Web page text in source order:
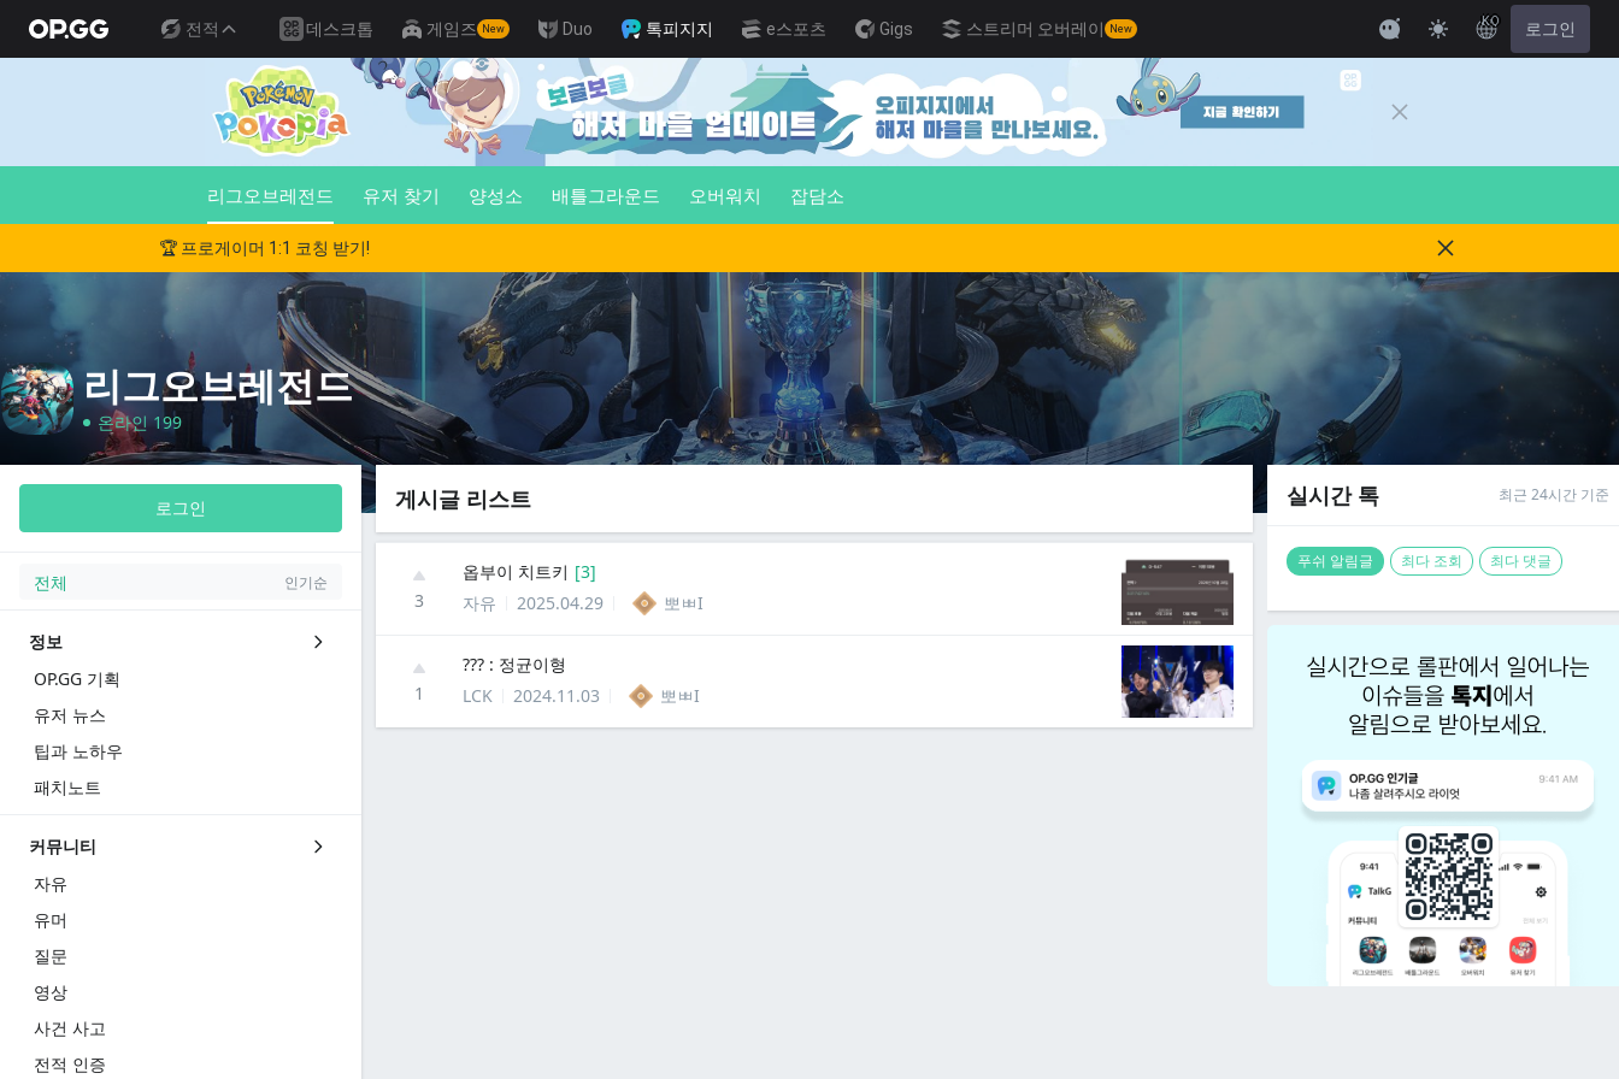
전적 데스크톱 게임즈 New Duo 톡피지지 e스포츠 Gigs 스트리머 오버레이 New
KO 로그인
리그오브레전드 유저 찾기 양성소 배틀그라운드 오버워치 잡담소
🏆 프로게이머 1:1 코칭 받기!
리그오브레전드
온라인 199
로그인
전체 인기순
정보
OP.GG 기획
유저 뉴스
팁과 노하우
패치노트
커뮤니티
자유
유머
질문
영상
사건 사고
전적 인증
게시글 리스트
3
옵부이 치트키 [3]
자유
2025.04.29 뽀ㅃI
1
??? : 정균이형
LCK
2024.11.03 뽀ㅃI
실시간 톡 최근 24시간 기준
푸쉬 알림글 최다 조회 최다 댓글